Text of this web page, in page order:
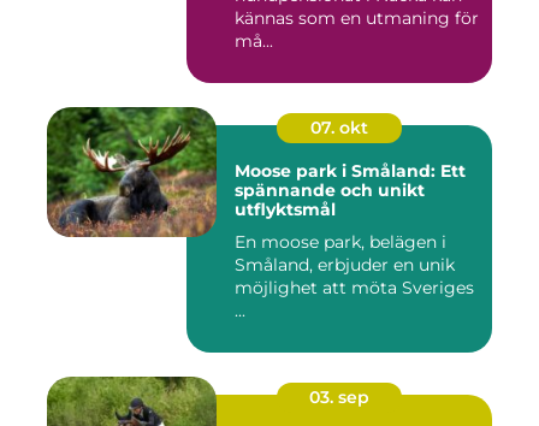
kännas som en utmaning för
må...
07. okt
Moose park i Småland: Ett
spännande och unikt
utflyktsmål
En moose park, belägen i
Småland, erbjuder en unik
möjlighet att möta Sveriges
...
03. sep